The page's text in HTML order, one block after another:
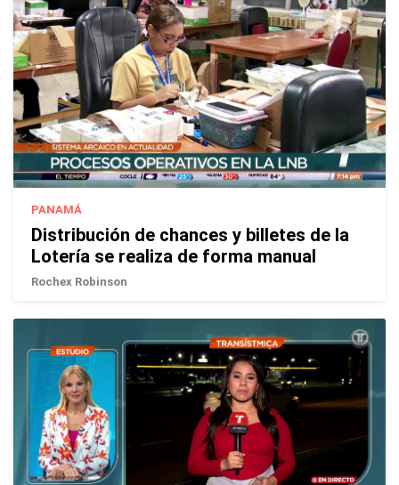
PANAMÁ
Distribución de chances y billetes de la
Lotería se realiza de forma manual
Rochex Robinson